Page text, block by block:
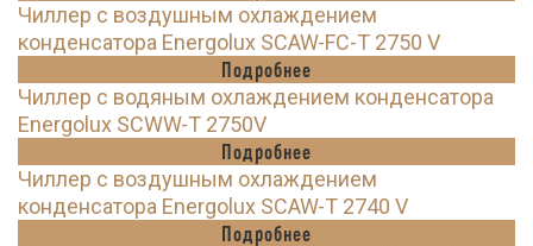
Чиллер с воздушным охлаждением
конденсатора Energolux SCAW-FC-T 2750 V
Подробнее
Чиллер с водяным охлаждением конденсатора
Energolux SCWW-T 2750V
Подробнее
Чиллер с воздушным охлаждением
конденсатора Energolux SCAW-T 2740 V
Подробнее